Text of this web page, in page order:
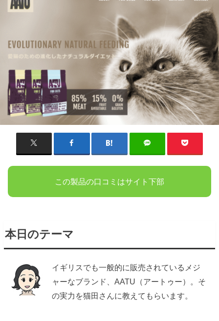
この製品の口コミはサイト下部
本日のテーマ
イギリスでも一般的に販売されているメジ
ャーなブランド、AATU（アートゥー）。そ
の実力を猫田さんに教えてもらいます。